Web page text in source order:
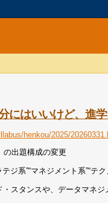
にはいいけど、進
henkou/2025/
の出題構成の変更
ジ系”“マネジメント系”“テ
スタンスや、データマネジ